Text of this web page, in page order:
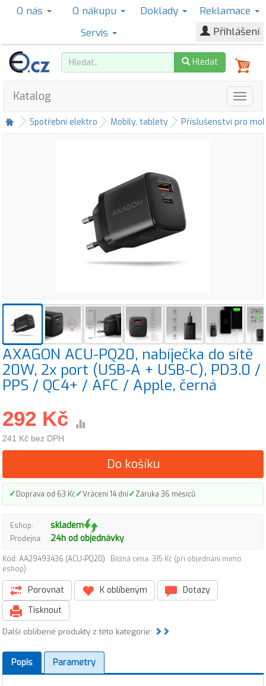
O nás O nákupu Doklady
Reklamace
Servis
Přihlášení
Hledat
Katalog
Spotřební elektro Mobily, tablety Příslušenství pro
AXAGON ACU-PQ20, nabíječka do sítě
20W, 2x port (USB-A + USB-C), PD3.0 /
PPS / QC4+ / AFC / Apple, černá
292 Kč
241 Kč bez DPH
Do košíku
✓Doprava od 63 Kč✓Vrácení 14 dní✓Záruka 36 měsíců
Eshop: skladem
Prodejna: 24h od objednávky
Kód: AA29493436 (ACU-PQ20)
Běžná cena: 315 Kč (při objednání mimo
eshop)
Porovnat K oblíbeným
Dotazy
Tisknout
Další oblíbené produkty z této kategorie:
Popis Parametry